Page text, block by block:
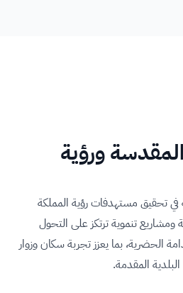
ورؤية
تحقيق مستهدفات رؤية المملكة
ومشاريع تنموية ترتكز على التحول
الحضرية، بما يعزز تجربة سكان وزوار
المقدمة.